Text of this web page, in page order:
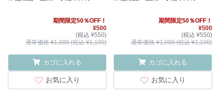
期間限定50％OFF！
¥500
(税込 ¥550)
通常価格 ¥1,000 (税込 ¥1,100)
カゴに入れる
お気に入り
期間限定50％OFF！
¥500
(税込 ¥550)
通常価格 ¥1,000 (税込 ¥1,100)
カゴに入れる
お気に入り